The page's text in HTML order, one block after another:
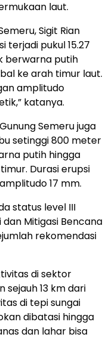
laut.
Sigit Rian
terjadi pukul 15.27
berwarna putih
ke arah timur laut.
amplitudo
katanya.
Semeru juga
setinggi 800 meter
putih hingga
Durasi erupsi
17 mm.
status level III
dan Mitigasi Bencana
rekomendasi
di sektor
sejauh 13 km dari
di tepi sungai
dibatasi hingga
dan lahar bisa